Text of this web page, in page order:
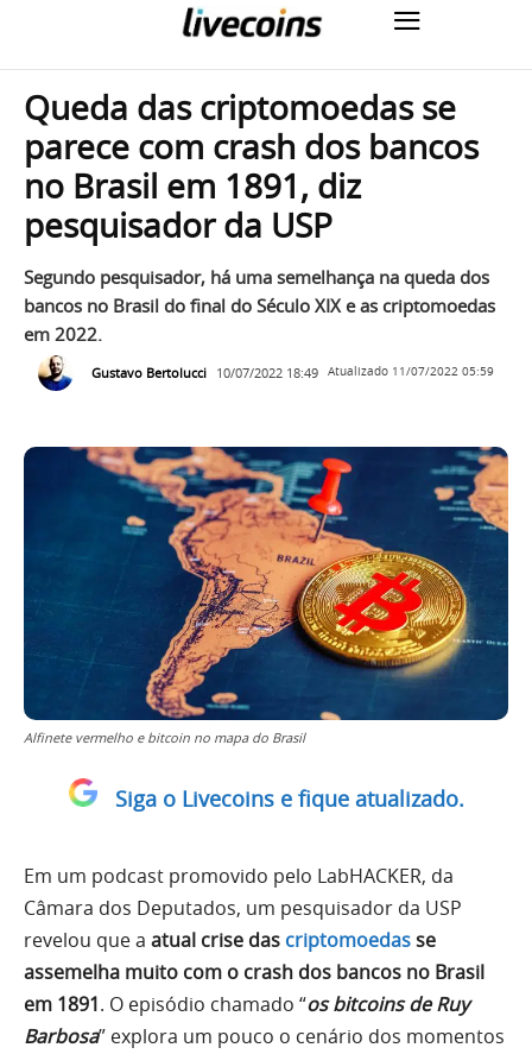
Queda das criptomoedas se
parece com crash dos bancos
no Brasil em 1891, diz
pesquisador da USP
Segundo pesquisador, há uma semelhança na queda dos
bancos no Brasil do final do Século XIX e as criptomoedas
em 2022.
Gustavo Bertolucci 10/07/2022 18:49 Atualizado 11/07/2022 05:59
Alfinete vermelho e bitcoin no mapa do Brasil
Siga o Livecoins e fique atualizado.
Em um podcast promovido pelo LabHACKER, da
Câmara dos Deputados, um pesquisador da USP
revelou que a atual crise das criptomoedasse
assemelha muito com o crash dos bancos no Brasil
em 1891. O episódio chamado “os bitcoins de Ruy
Barbosa” explora um pouco o cenário dos momentos